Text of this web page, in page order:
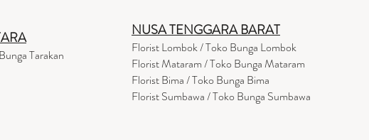
Tarakan
NUSA TENGGARA BARAT
Florist Lombok / Toko Bunga Lombok
FloristMataram/ Toko Bunga Mataram
Florist Bima / Toko Bunga Bima
Florist Sumbawa / Toko Bunga Sumbawa